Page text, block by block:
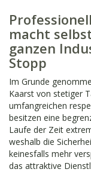
macht
ganzen
Stopp
Im Grunde
Kaarst von stetiger
umfangreichen
besitzen eine
Laufe der Zeit
weshalb die
keinesfalls mehr
das attraktive